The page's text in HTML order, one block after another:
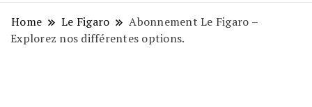
Home Le Figaro
Abonnement Le Figaro –
Explorez nos différentes options.